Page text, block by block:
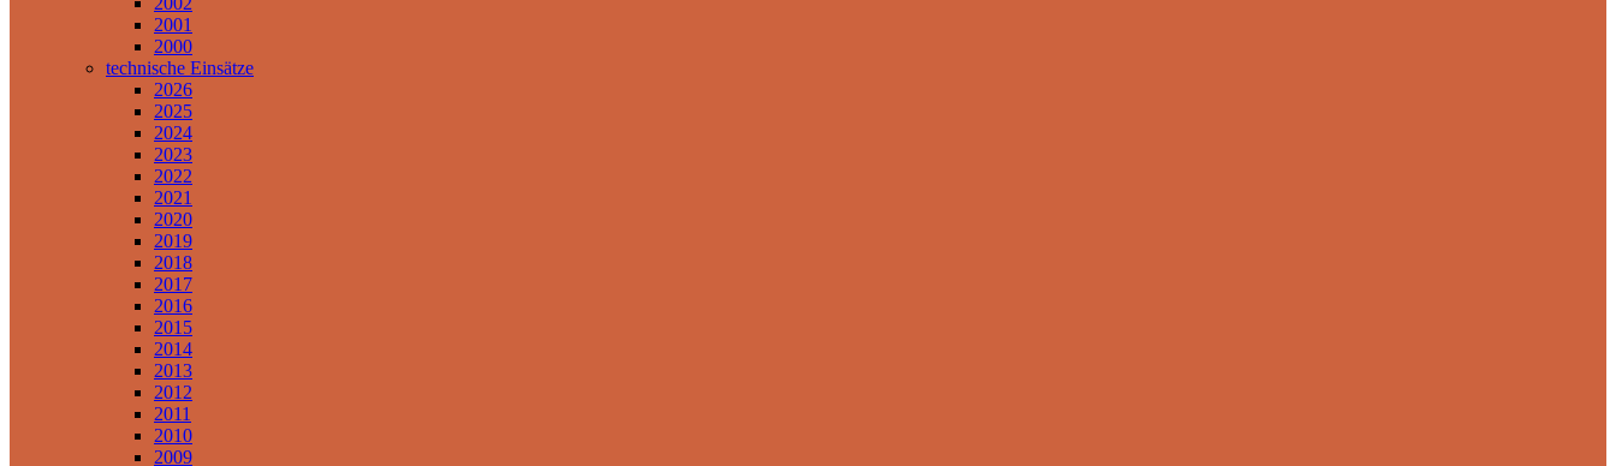
2001
2000
technische Einsätze
2026
2025
2024
2023
2022
2021
2020
2019
2018
2017
2016
2015
2014
2013
2012
2011
2010
2009